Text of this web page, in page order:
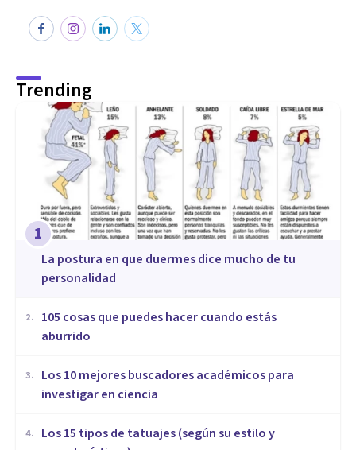
Trending
1
La postura en que duermes dice mucho de tu
personalidad
2.
105 cosas que puedes hacer cuando estás
aburrido
3.
Los 10 mejores buscadores académicos para
investigar en ciencia
4.
Los 15 tipos de tatuajes (según su estilo y